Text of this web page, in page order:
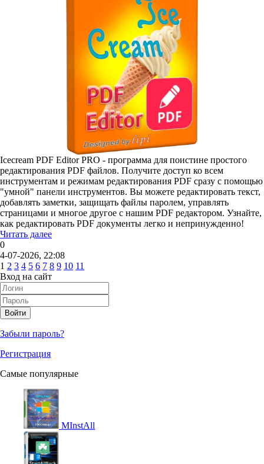
Icecream PDF Editor PRO - программа для поистине простого
редактирования PDF файлов. Получите доступ ко всем
инструментам и режимам редактирования PDF сразу с помощью
"умной" панели инструментов. Вы можете редактировать текст,
добавлять заметки, защищать файлы паролем, управлять
страницами и многое другое с нашим PDF редактором. Узнайте,
как редактировать PDF документы легко и непринужденно!
Читать далее
0
4-07-2026, 22:08
1 2 3 4 5 6 7 8 9 10 11
Вход на сайт
Войти
Забыли пароль?
Регистрация
Самые популярные
MInstAll